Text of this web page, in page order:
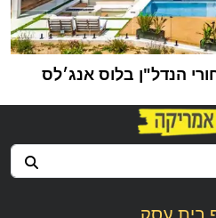
הנדל"ן בלוס אנג׳לס